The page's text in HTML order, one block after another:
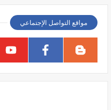
مواقع التواصل الإجتماعي